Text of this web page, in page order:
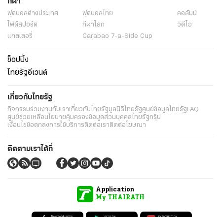
ข่าว
พระราชสำนัก ทั่วไทย
ในกระแส
อาชญากรรม
ความยั่งยืน
เนื้อหาที่น่าสนใจ
รายงานพิเศษ หนังสือพิมพ์
คอลัมน์
บันเทิง
ดวง
หวย
กีฬา
กีฬาโลก
Carabao 7-a-Side Cup